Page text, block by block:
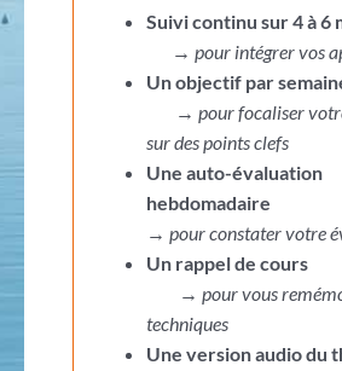
Suivi continu sur 4 à 6
→ pour intégrer vos
Un objectif par
→ pour focaliser
sur des points clefs
Une auto-évaluation
hebdomadaire
→ pour constater votre
Un rappel de cours
→ pour vous
techniques
Une version audio du